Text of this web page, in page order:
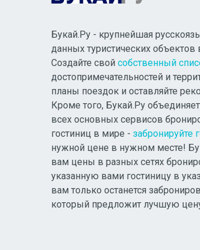
Букай.Ру - крупнейшая
данных туристических объектов
Создайте свой собственный
достопримечательностей и
планы поездок и оставляйте
Кроме того, Букай.Ру
всех основных сервисов
гостиниц в мире - забронируйте
нужной цене в нужном месте!
вам цены в разных сетях
указанную вами гостиницу в
вам только останется
который предложит лучшую